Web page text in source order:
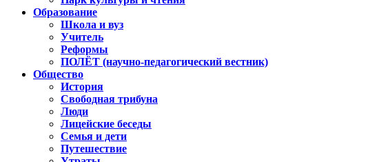
Образование
Школа и вуз
Учитель
Реформы
ПОЛЁТ (научно-педагогический вестник)
Общество
История
Свободная трибуна
Люди
Лицейские беседы
Семья и дети
Путешествие